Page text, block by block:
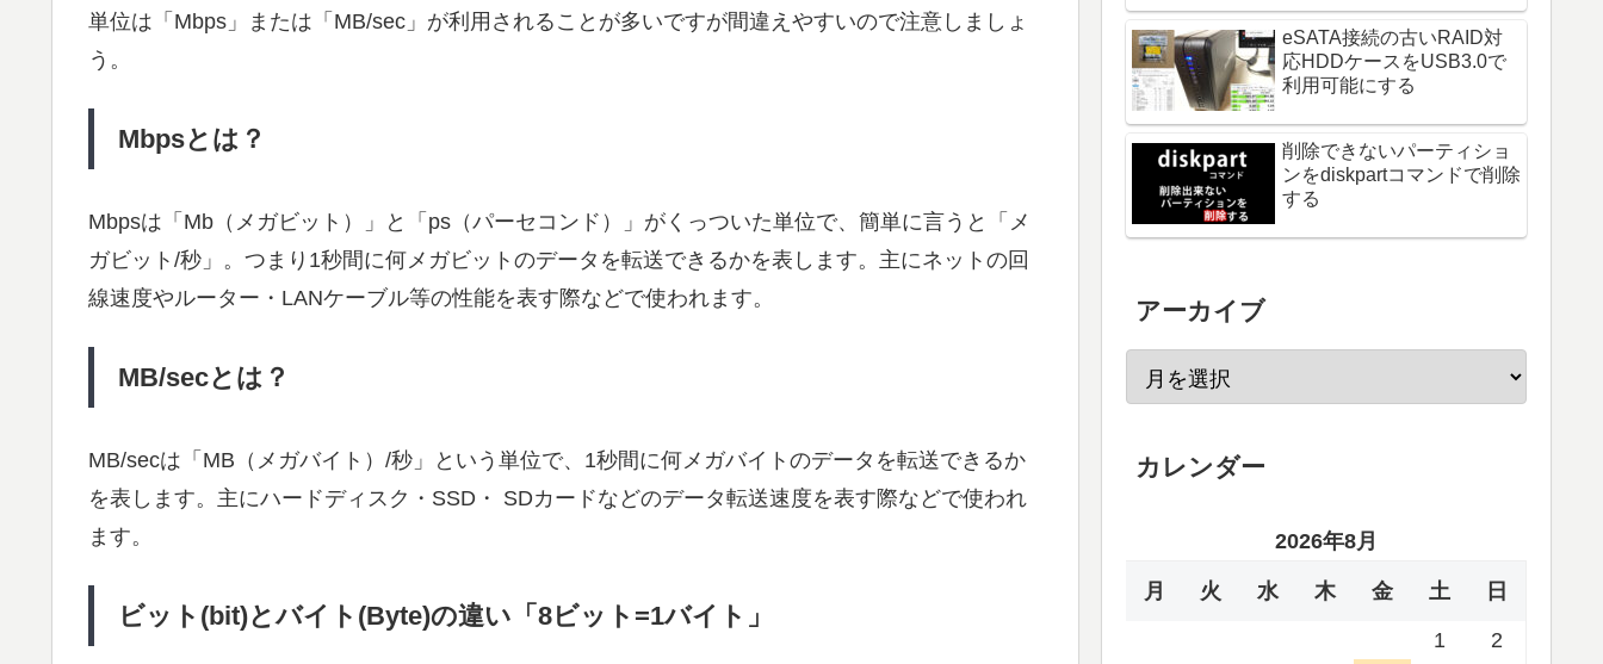
単位は「Mbps」または「MB/sec」が利用されることが多いですが間違えやすいので注意しましょ
う。
Mbpsとは？
Mbpsは「Mb（メガビット）」と「ps（パーセコンド）」がくっついた単位で、簡単に言うと「メ
ガビット/秒」。つまり1秒間に何メガビットのデータを転送できるかを表します。主にネットの回
線速度やルーター・LANケーブル等の性能を表す際などで使われます。
MB/secとは？
MB/secは「MB（メガバイト）/秒」という単位で、1秒間に何メガバイトのデータを転送できるか
を表します。主にハードディスク・SSD・ SDカードなどのデータ転送速度を表す際などで使われ
ます。
ビット(bit)とバイト(Byte)の違い「8ビット=1バイト」
eSATA接続の古いRAID対
応HDDケースをUSB3.0で
利用可能にする
削除できないパーティショ
ンをdiskpartコマンドで削除
する
アーカイブ
カレンダー
2026年8月
月 火 水 木 金 土 日
1
2